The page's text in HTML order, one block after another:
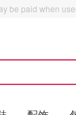
be paid when